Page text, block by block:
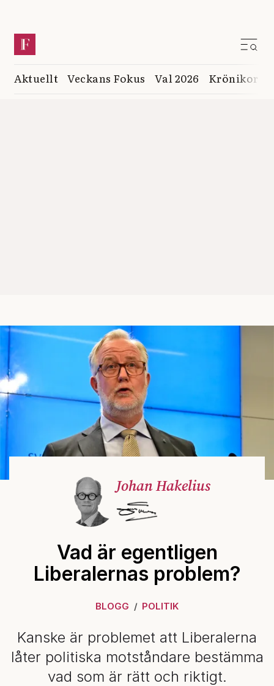
Aktuellt Veckans Fokus Val 2026 Krönikor
Johan Hakelius
Vad är egentligen
Liberalernas problem?
BLOGG POLITIK
Kanske är problemet att Liberalerna
låter politiska motståndare bestämma
vad som är rätt och riktigt.